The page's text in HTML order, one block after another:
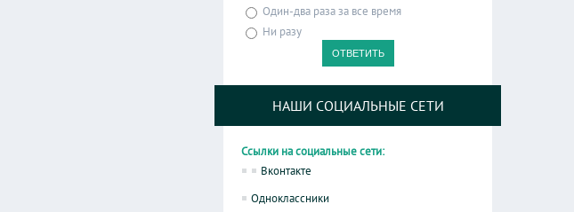
Один-два раза за все время
Ни разу
НАШИ СОЦИАЛЬНЫЕ СЕТИ
Ссылки на социальные сети:
Вконтакте
Одноклассники